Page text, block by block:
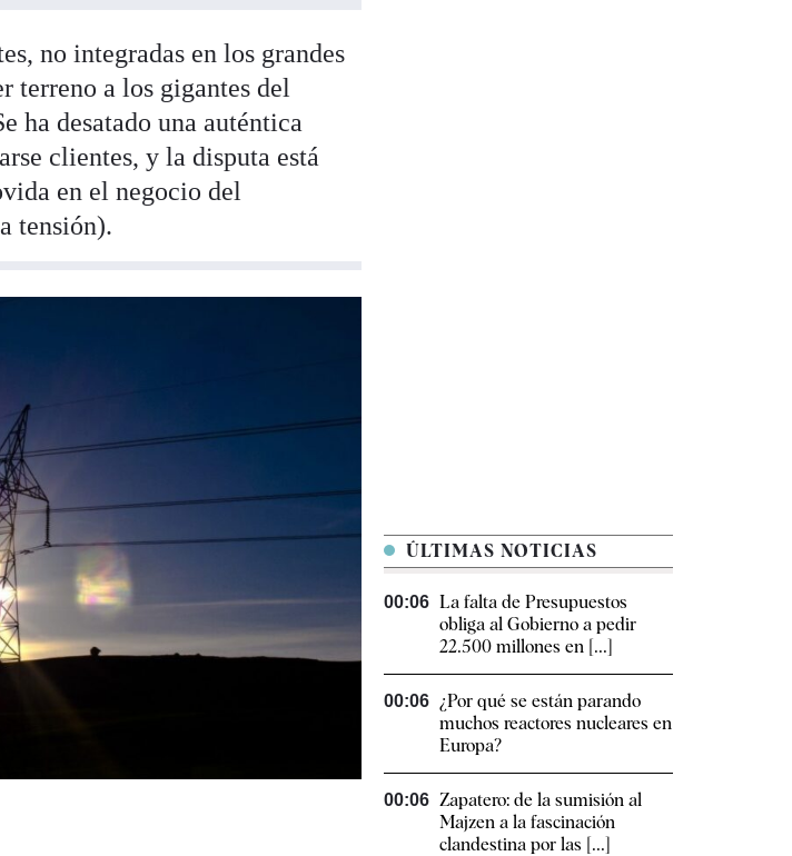
no integradas en los grandes
terreno a los gigantes del
ha desatado una auténtica
clientes, y la disputa está
en el negocio del
tensión).
ÚLTIMAS NOTICIAS
00:06 La falta de Presupuestos
obliga al Gobierno a pedir
22.500 millones en [...]
00:06 ¿Por qué se están parando
muchos reactores nucleares en
Europa?
00:06 Zapatero: de la sumisión al
Majzen a la fascinación
clandestina por las [...]